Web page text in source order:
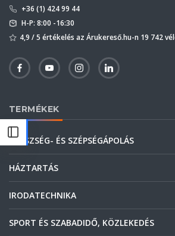
+36 (1) 424 99 44
H-P: 8:00 -16:30
4,9 / 5 értékelés az Árukereső.hu-n 19 742
TERMÉKEK
EGÉSZSÉG- ÉS SZÉPSÉGÁPOLÁS
HÁZTARTÁS
IRODATECHNIKA
SPORT ÉS SZABADIDŐ, KÖZLEKEDÉS